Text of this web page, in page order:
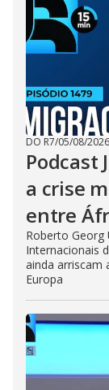
DO R7/05/08/2026
Podcast
a crise
entre
Roberto Georg
Internacionais
ainda arriscam
Europa